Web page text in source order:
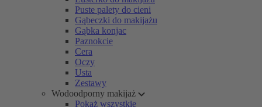
Puste palety do cieni
Gąbeczki do makijażu
Gąbka konjac
Paznokcie
Cera
Oczy
Usta
Zestawy
Wodoodporny makijaż
Pokaż wszystkie